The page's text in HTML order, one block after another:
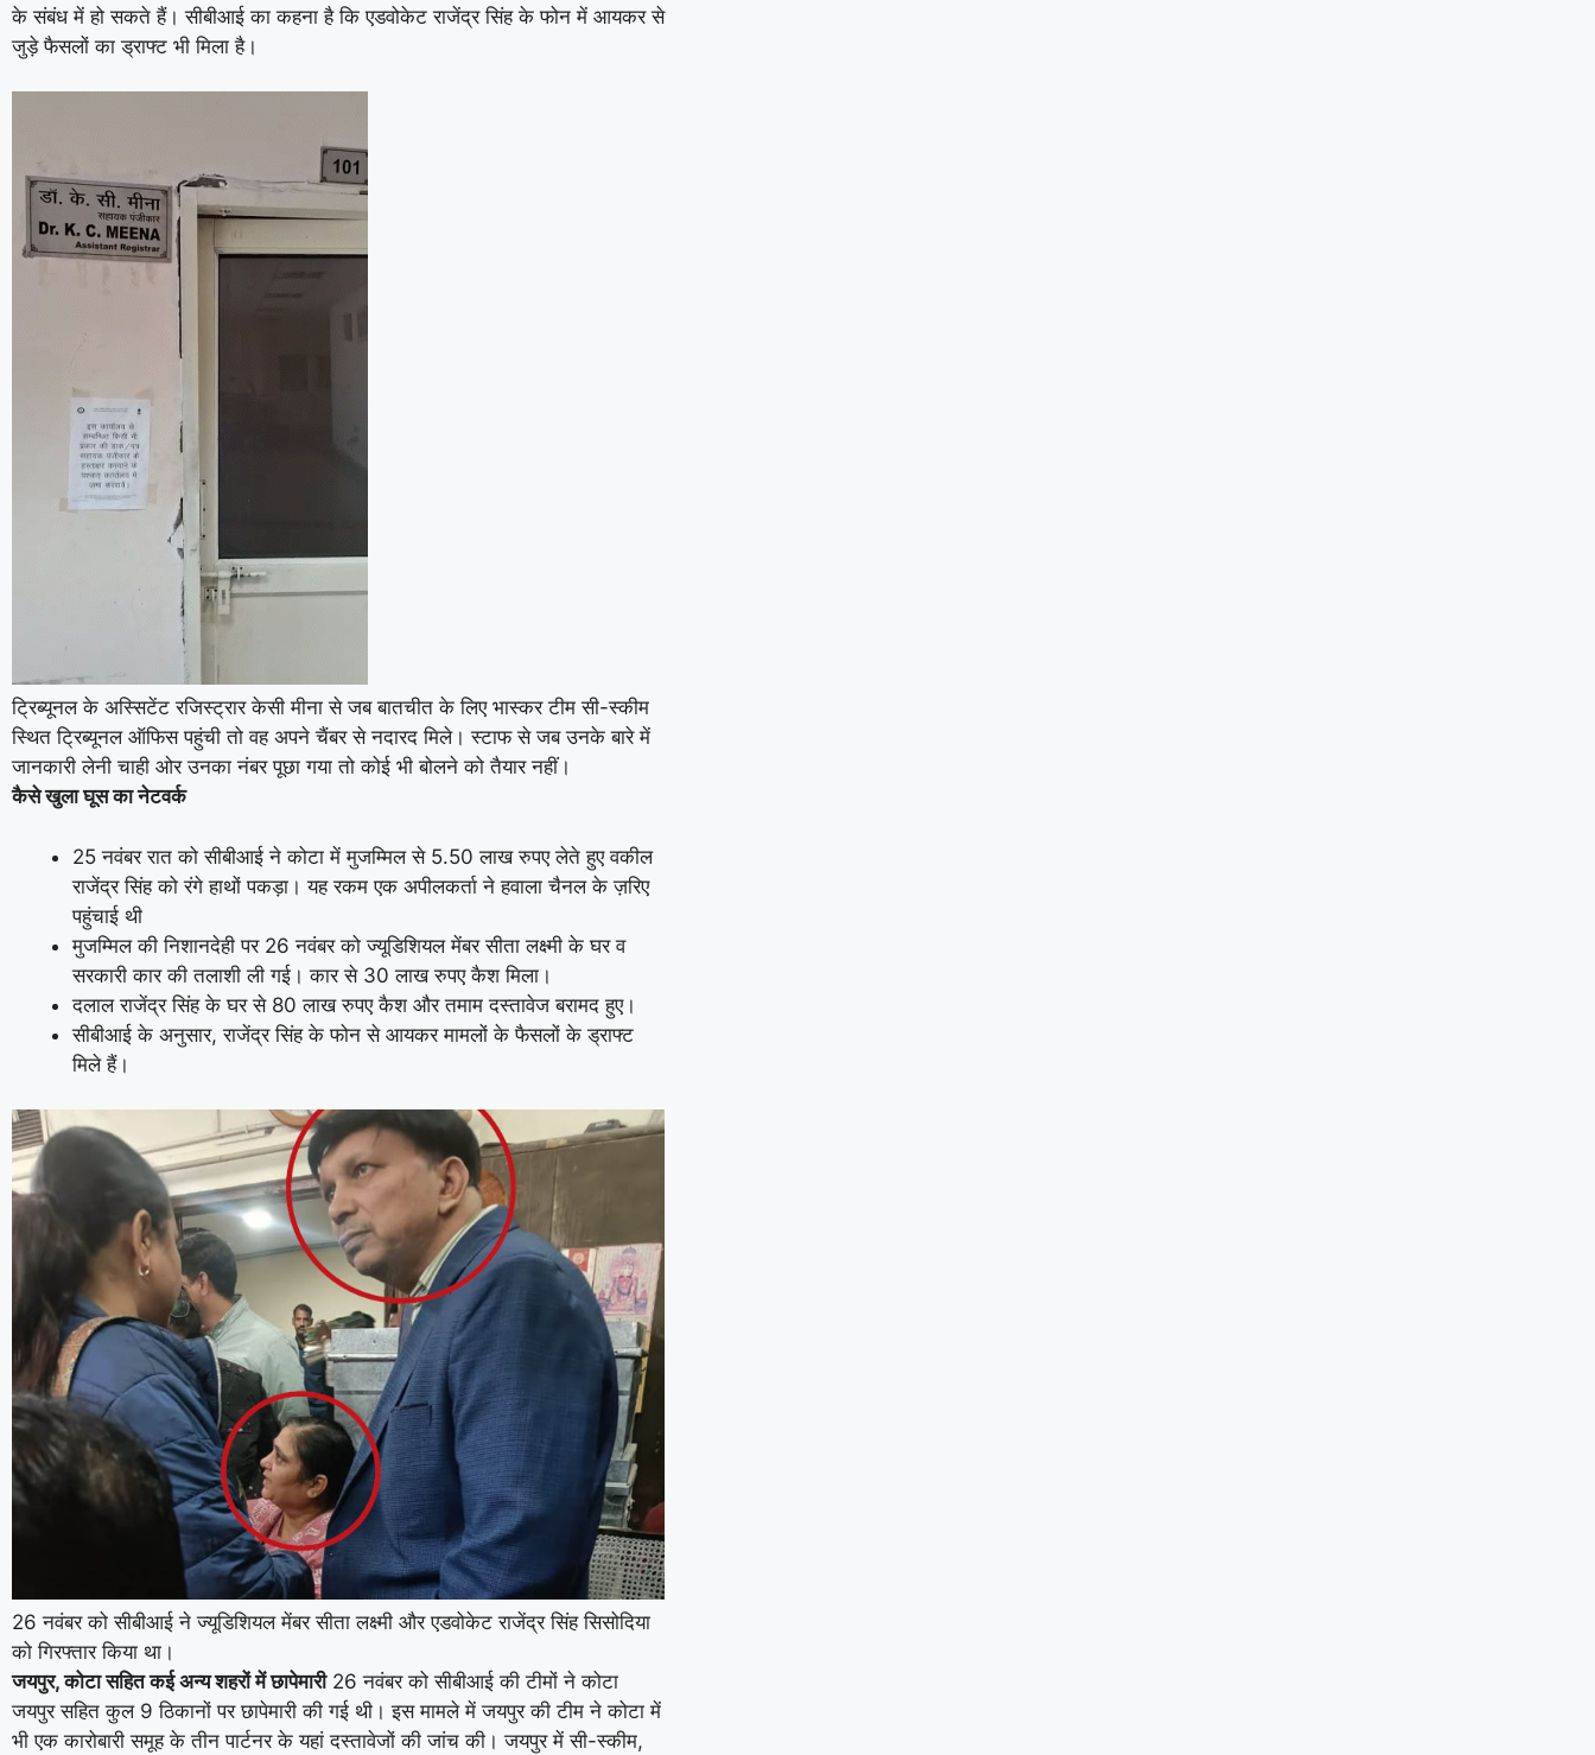
के संबंध में हो सकते हैं। सीबीआई का कहना है कि एडवोकेट राजेंद्र सिंह के फोन में आयकर से
जुड़े फैसलों का ड्राफ्ट भी मिला है।
ट्रिब्यूनल के अस्सिटेंट रजिस्ट्रार केसी मीना से जब बातचीत के लिए भास्कर टीम सी-स्कीम
स्थित ट्रिब्यूनल ऑफिस पहुंची तो वह अपने चैंबर से नदारद मिले। स्टाफ से जब उनके बारे में
जानकारी लेनी चाही ओर उनका नंबर पूछा गया तो कोई भी बोलने को तैयार नहीं।
कैसे खुला घूस का नेटवर्क
25 नवंबर रात को सीबीआई ने कोटा में मुजम्मिल से 5.50 लाख रुपए लेते हुए वकील
राजेंद्र सिंह को रंगे हाथों पकड़ा। यह रकम एक अपीलकर्ता ने हवाला चैनल के ज़रिए
पहुंचाई थी
मुजम्मिल की निशानदेही पर 26 नवंबर को ज्यूडिशियल मेंबर सीता लक्ष्मी के घर व
सरकारी कार की तलाशी ली गई। कार से 30 लाख रुपए कैश मिला।
दलाल राजेंद्र सिंह के घर से 80 लाख रुपए कैश और तमाम दस्तावेज बरामद हुए।
सीबीआई के अनुसार, राजेंद्र सिंह के फोन से आयकर मामलों के फैसलों के ड्राफ्ट
मिले हैं।
26 नवंबर को सीबीआई ने ज्यूडिशियल मेंबर सीता लक्ष्मी और एडवोकेट राजेंद्र सिंह सिसोदिया
को गिरफ्तार किया था।
जयपुर, कोटा सहित कई अन्य शहरों में छापेमारी26 नवंबर को सीबीआई की टीमों ने कोटा
जयपुर सहित कुल 9 ठिकानों पर छापेमारी की गई थी। इस मामले में जयपुर की टीम ने कोटा में
भी एक कारोबारी समूह के तीन पार्टनर के यहां दस्तावेजों की जांच की। जयपुर में सी-स्कीम,